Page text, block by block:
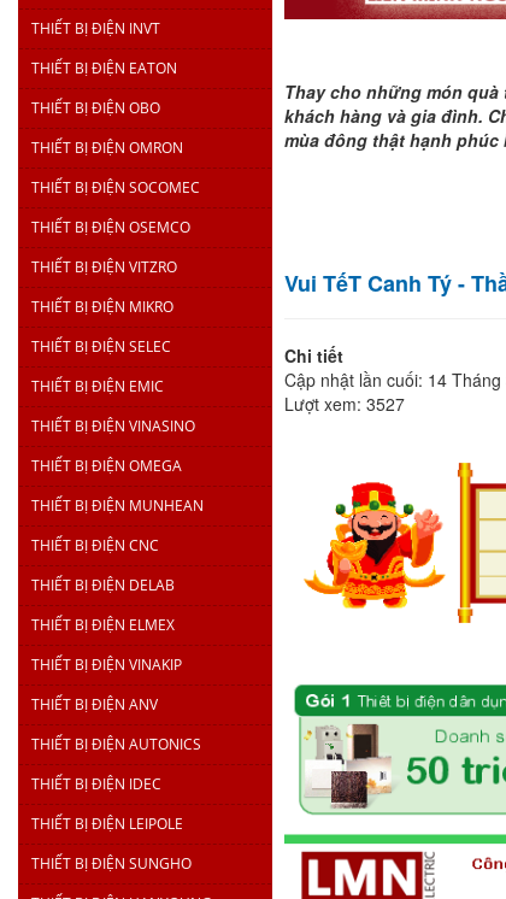
THIẾT BỊ ĐIỆN INVT
THIẾT BỊ ĐIỆN EATON
THIẾT BỊ ĐIỆN OBO
THIẾT BỊ ĐIỆN OMRON
THIẾT BỊ ĐIỆN SOCOMEC
THIẾT BỊ ĐIỆN OSEMCO
THIẾT BỊ ĐIỆN VITZRO
THIẾT BỊ ĐIỆN MIKRO
THIẾT BỊ ĐIỆN SELEC
THIẾT BỊ ĐIỆN EMIC
THIẾT BỊ ĐIỆN VINASINO
THIẾT BỊ ĐIỆN OMEGA
THIẾT BỊ ĐIỆN MUNHEAN
THIẾT BỊ ĐIỆN CNC
THIẾT BỊ ĐIỆN DELAB
THIẾT BỊ ĐIỆN ELMEX
THIẾT BỊ ĐIỆN VINAKIP
THIẾT BỊ ĐIỆN ANV
THIẾT BỊ ĐIỆN AUTONICS
THIẾT BỊ ĐIỆN IDEC
THIẾT BỊ ĐIỆN LEIPOLE
THIẾT BỊ ĐIỆN SUNGHO
Thay cho những món
khách hàng và gia đình.
mùa đông thật hạnh
Vui TếT Canh Tý -
Chi tiết
Cập nhật lần cuối: 14 Tháng
Lượt xem: 3527